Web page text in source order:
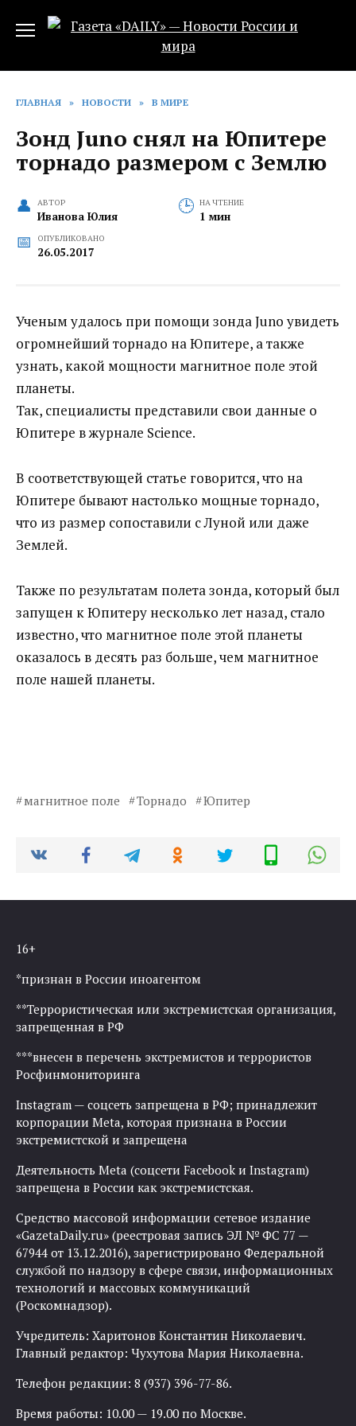
ГЛАВНАЯ » НОВОСТИ » В МИРЕ
Зонд Juno снял на Юпитере
торнадо размером с Землю
АВТОР
Иванова Юлия
НА ЧТЕНИЕ
1 мин
ОПУБЛИКОВАНО
26.05.2017
Ученым удалось при помощи зонда Juno увидеть
огромнейший торнадо на Юпитере, а также
узнать, какой мощности магнитное поле этой
планеты.
Так, специалисты представили свои данные о
Юпитере в журнале Science.
В соответствующей статье говорится, что на
Юпитере бывают настолько мощные торнадо,
что из размер сопоставили с Луной или даже
Землей.
Также по результатам полета зонда, который был
запущен к Юпитеру несколько лет назад, стало
известно, что магнитное поле этой планеты
оказалось в десять раз больше, чем магнитное
поле нашей планеты.
магнитное поле Торнадо Юпитер
16+
*признан в России иноагентом
**Террористическая или экстремистская организация,
запрещенная в РФ
***внесен в перечень экстремистов и террористов
Росфинмониторинга
Instagram — соцсеть запрещена в РФ; принадлежит
корпорации Meta, которая признана в России
экстремистской и запрещена
Деятельность Meta (соцсети Facebook и Instagram)
запрещена в России как экстремистская.
Средство массовой информации сетевое издание
«GazetaDaily.ru» (реестровая запись ЭЛ № ФС 77 —
67944 от 13.12.2016), зарегистрировано Федеральной
службой по надзору в сфере связи, информационных
технологий и массовых коммуникаций
(Роскомнадзор).
Учредитель: Харитонов Константин Николаевич.
Главный редактор: Чухутова Мария Николаевна.
Телефон редакции: 8 (937) 396-77-86.
Время работы: 10.00 — 19.00 по Москве.